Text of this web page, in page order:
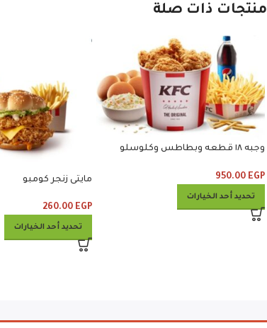
منتجات ذات صلة
وجبه ١٨ قطعه وبطاطس وكلوسلو
950.00 EGP
تحديد أحد الخيارات
مايتى زنجر كومبو
260.00 EGP
تحديد أحد الخيارات